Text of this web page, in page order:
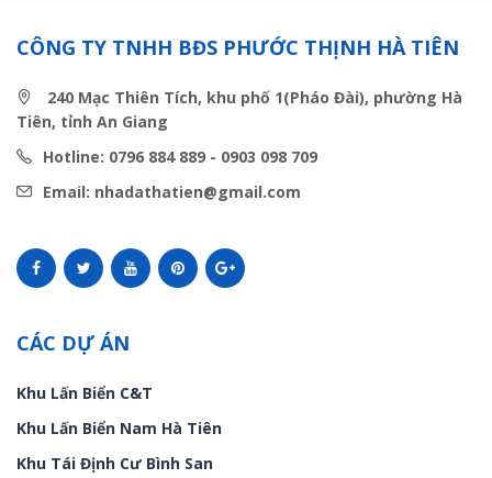
CÔNG TY TNHH BĐS PHƯỚC THỊNH HÀ TIÊN
240 Mạc Thiên Tích, khu phố 1(Pháo Đài), phường Hà
Tiên, tỉnh An Giang
Hotline: 0796 884 889 - 0903 098 709
Email: nhadathatien@gmail.com
CÁC DỰ ÁN
Khu Lấn Biển C&T
Khu Lấn Biển Nam Hà Tiên
Khu Tái Định Cư Bình San